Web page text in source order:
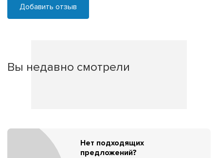
Добавить отзыв
Вы недавно смотрели
Нет подходящих
предложений?